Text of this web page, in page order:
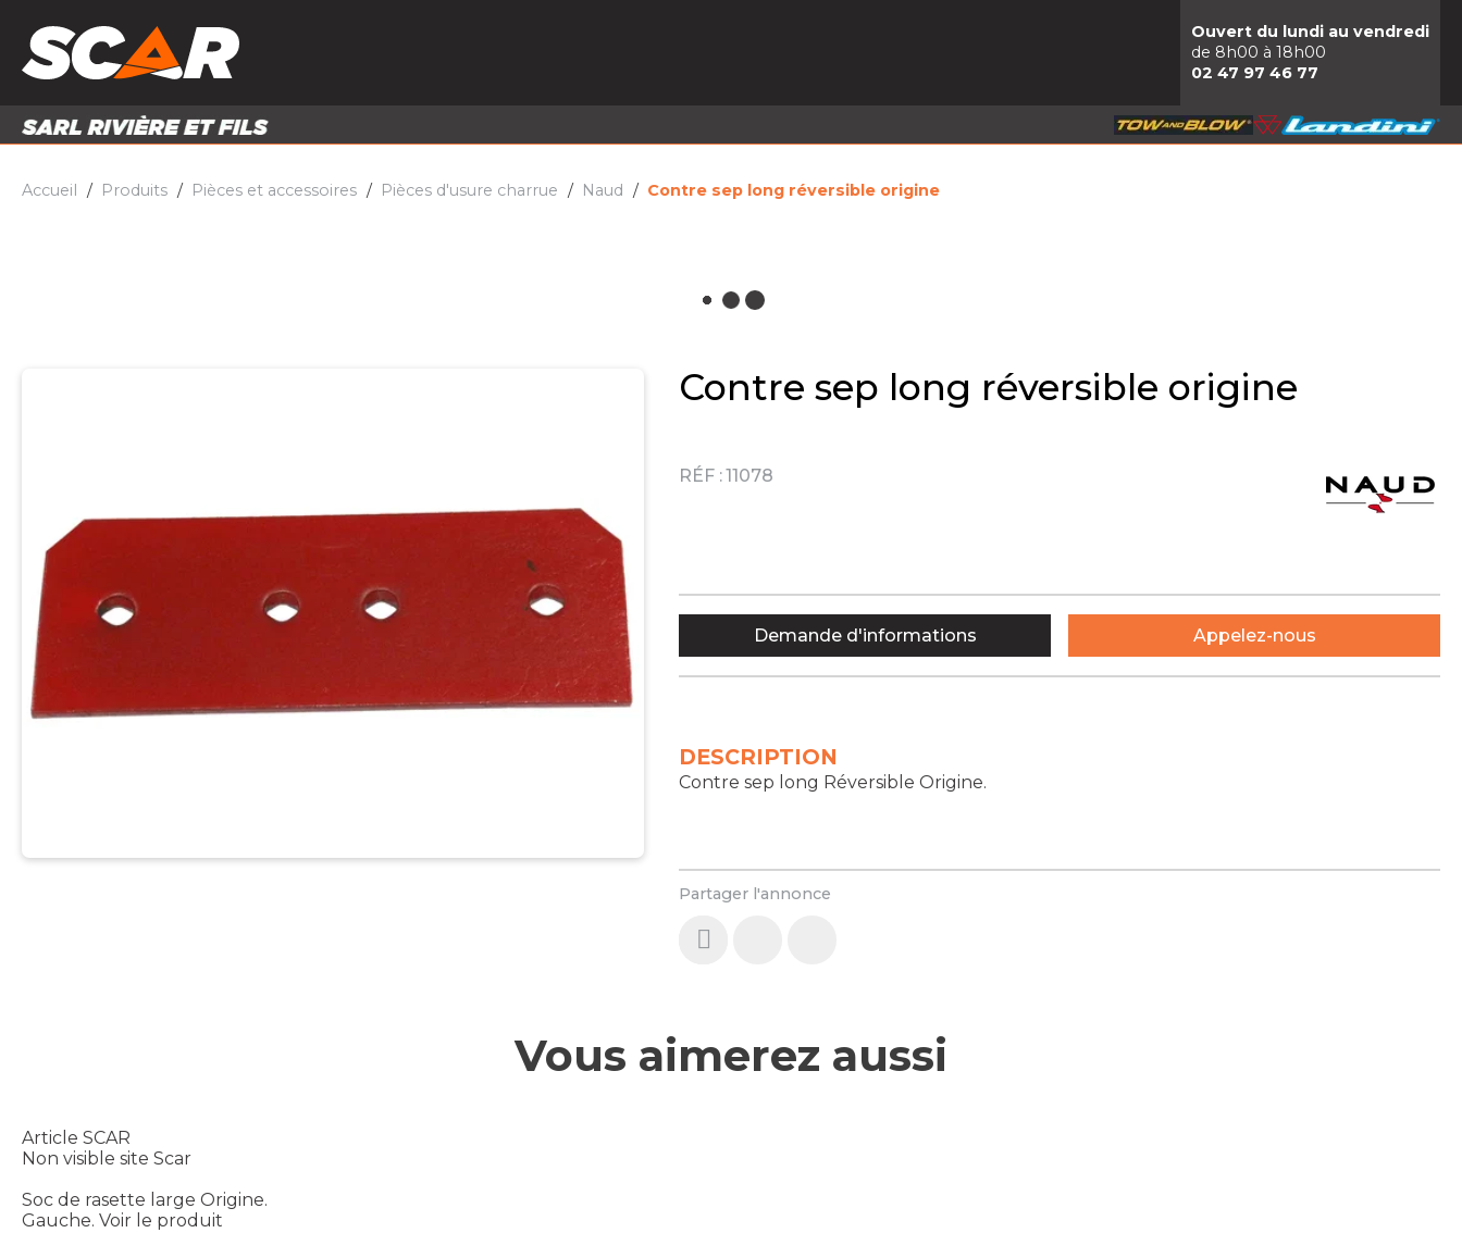
PIÈCES ET ACCESSOIRES
Ouvert du lundi au vendredi
de 8h00 à 18h00
02 47 97 46 77
Accueil Produits Pièces et accessoires Pièces d'usure charrue Naud Contre sep long réversible origine
Contre sep long réversible origine
RÉF :11078
Partager l'annonce
DESCRIPTION
Contre sep long Réversible Origine.
Demande d'informations Appelez-nous
Vous aimerez aussi
Article SCAR
Non visible site Scar
Soc de rasette large Origine.
Gauche. Voir le produit